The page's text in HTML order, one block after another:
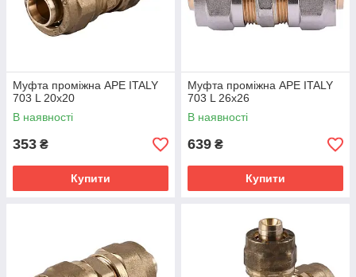
Муфта проміжна APE ITALY
703 L 20x20
В наявності
353 ₴
Купити
Муфта проміжна APE ITALY
703 L 26x26
В наявності
639 ₴
Купити